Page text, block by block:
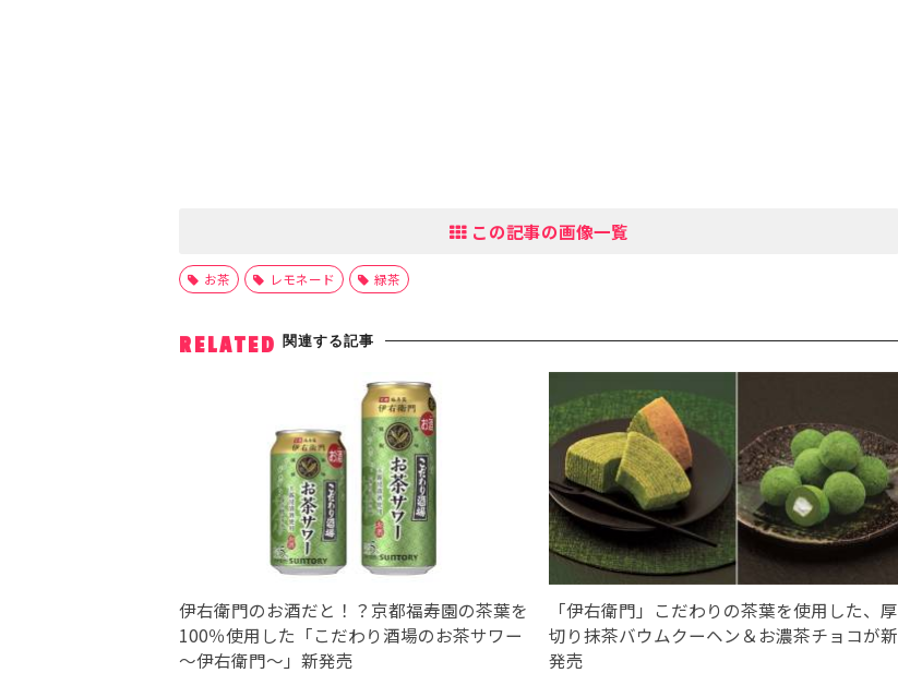
この記事の画像一覧
お茶 レモネード 緑茶
RELATED 関連する記事
伊右衛門のお酒だと！？京都福寿園の茶葉を
100％使用した「こだわり酒場のお茶サワー
～伊右衛門～」新発売
「伊右衛門」こだわりの茶葉を使用した、厚
切り抹茶バウムクーヘン＆お濃茶チョコが新
発売